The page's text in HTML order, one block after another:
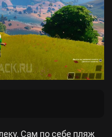
Сам по себе пляж